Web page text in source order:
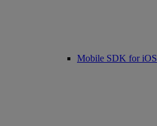
Mobile SDK for iOS